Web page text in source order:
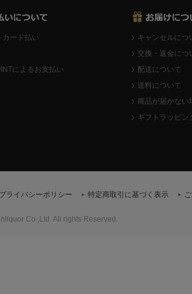
カード払い
によるお支払い
キャンセルにつ
交換・返金につ
配送について
送料について
商品が届かない
ギフトラッピン
プライバシーポリシー 特定商取引に基づく表示
Co.,Ltd. All rights Reserved.